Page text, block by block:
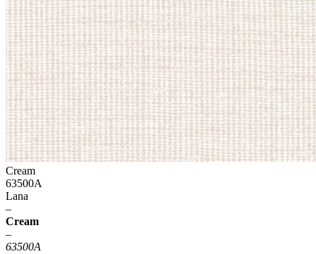
Cream
63500A
Lana
–
Cream
–
63500A